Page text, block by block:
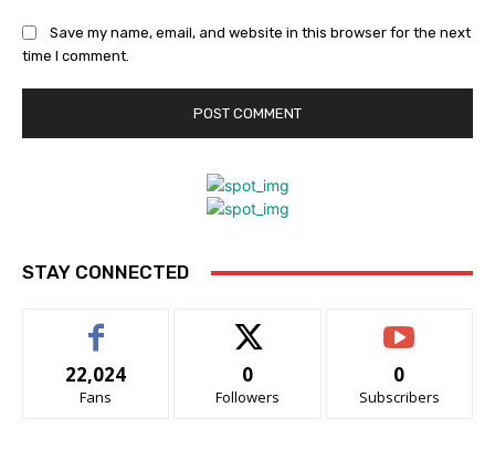
Save my name, email, and website in this browser for the next
time I comment.
STAY CONNECTED
22,024
Fans
0
Followers
0
Subscribers